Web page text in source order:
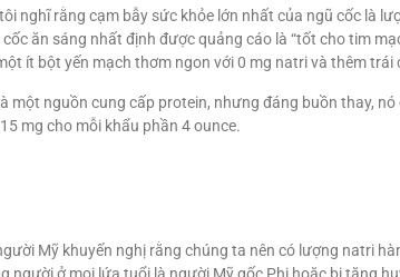
nghĩ rằng cạm bẫy sức khỏe lớn nhất của ngũ cốc là
ăn sáng nhất định được quảng cáo là “tốt cho tim
ít bột yến mạch thơm ngon với 0 mg natri và thêm
một nguồn cung cấp protein, nhưng đáng buồn thay,
mg cho mỗi khẩu phần 4 ounce.
Mỹ khuyến nghị rằng chúng ta nên có lượng natri